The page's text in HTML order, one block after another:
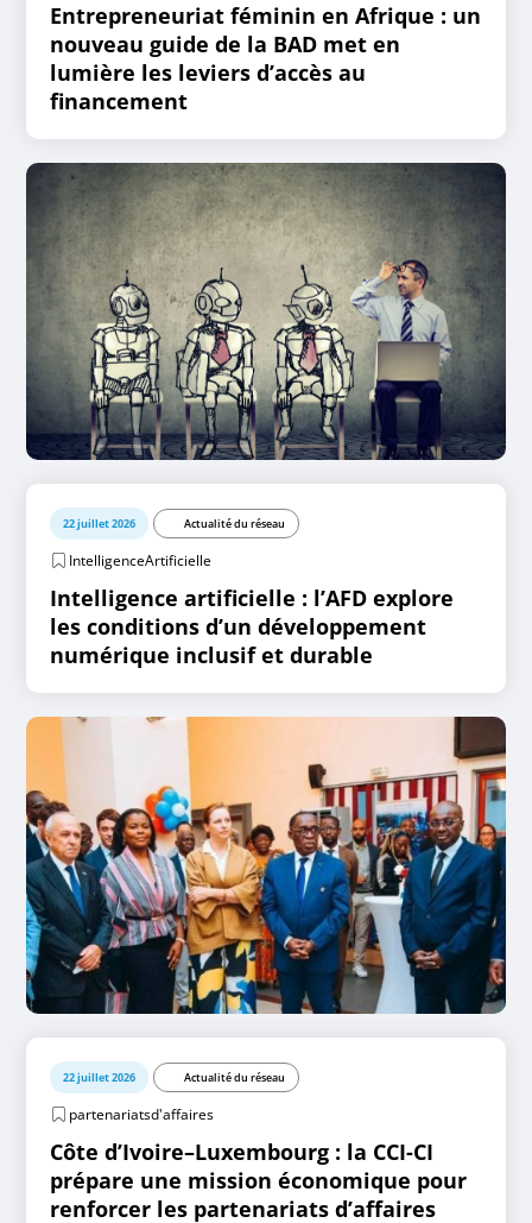
Entrepreneuriat féminin en Afrique : un
nouveau guide de la BAD met en
lumière les leviers d’accès au
financement
22 juillet 2026 Actualité du réseau
IntelligenceArtificielle
Intelligence artificielle : l’AFD explore
les conditions d’un développement
numérique inclusif et durable
22 juillet 2026 Actualité du réseau
partenariatsd'affaires
Côte d’Ivoire–Luxembourg : la CCI-CI
prépare une mission économique pour
renforcer les partenariats d’affaires